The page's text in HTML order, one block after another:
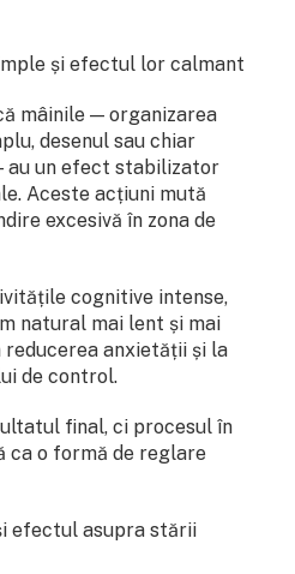
și efectul lor calmant
mâinile — organizarea
desenul sau chiar
au un efect stabilizator
Aceste acțiuni mută
excesivă în zona de
cognitive intense,
natural mai lent și mai
anxietății și la
de control.
final, ci procesul în
ca o formă de reglare
efectul asupra stării